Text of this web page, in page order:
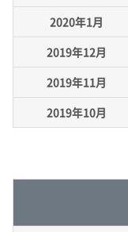
2020年1月
2019年12月
2019年11月
2019年10月